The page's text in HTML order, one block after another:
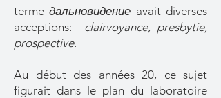
termeдальновидение avait diverses
acceptions: clairvoyance, presbytie,
prospective.
Au début des années 20, ce sujet
figurait dans le plan du laboratoire